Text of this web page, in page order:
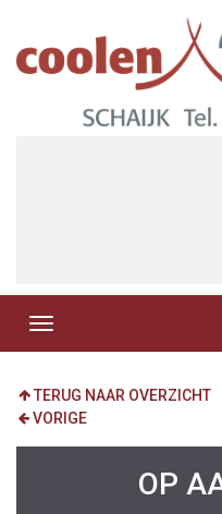
TERUG NAAR OVERZICHT
VORIGE
OP